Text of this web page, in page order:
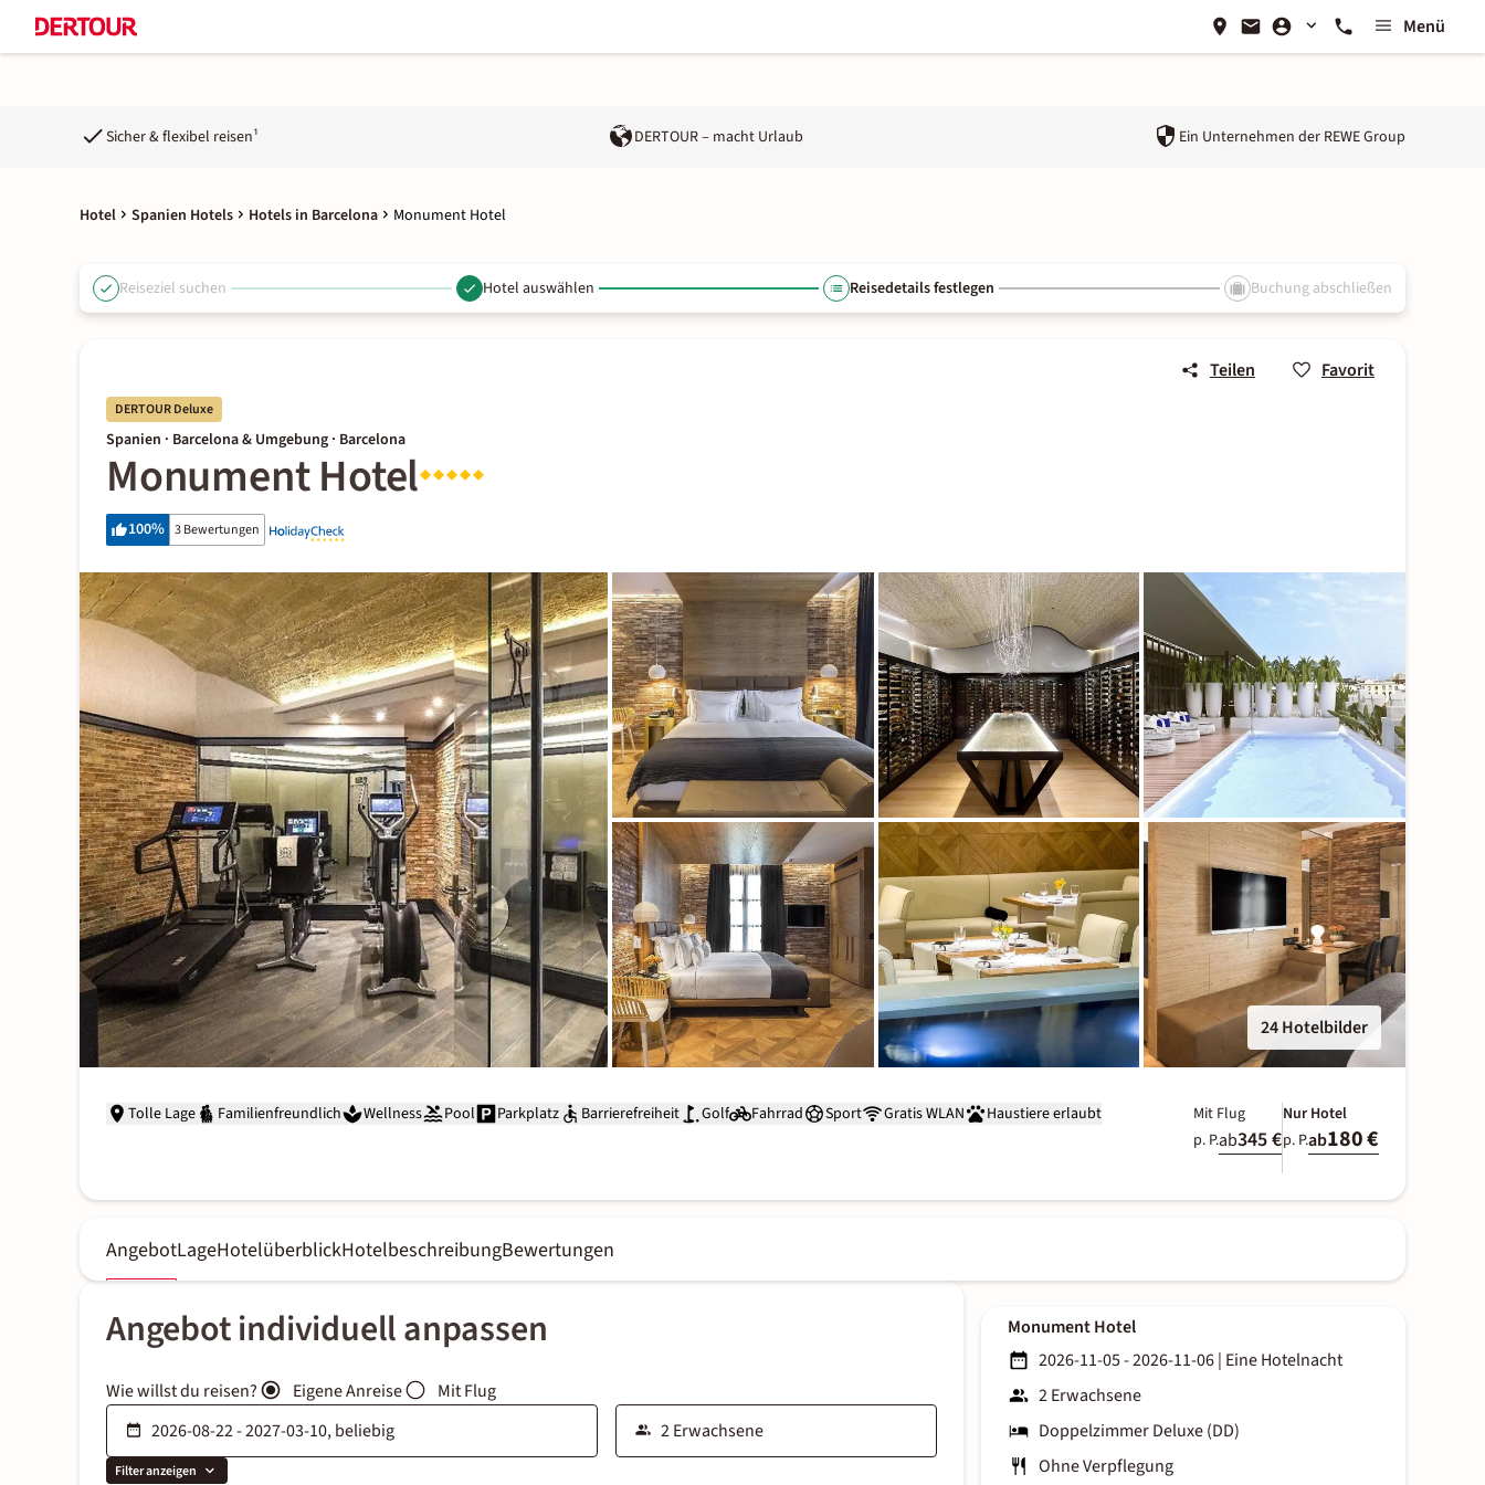
Menü
Sicher & flexibel reisen¹ DERTOUR – macht Urlaub Ein Unternehmen der REWE Group
Hotel Spanien Hotels Hotels in Barcelona Monument Hotel
Reiseziel suchen Hotel auswählen Reisedetails festlegen Buchung abschließen
Teilen Favorit
DERTOUR Deluxe
Spanien · Barcelona & Umgebung · Barcelona
Monument Hotel
100% 3 Bewertungen
24 Hotelbilder
Tolle Lage Familienfreundlich Wellness Pool Parkplatz Barrierefreiheit Golf Fahrrad Sport Gratis WLAN Haustiere erlaubt
Mit Flug
p. P.ab345 €
Nur Hotel
p. P.ab180 €
AngebotLageHotelüberblickHotelbeschreibungBewertungen
Angebot individuell anpassen
Wie willst du reisen? Eigene Anreise Mit Flug
Filter anzeigen
Monument Hotel
2026-11-05 - 2026-11-06| Eine Hotelnacht
2 Erwachsene
Doppelzimmer Deluxe (DD)
Ohne Verpflegung